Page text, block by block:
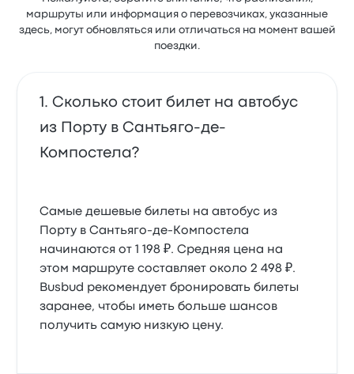
маршруты или информация о перевозчиках, указанные
здесь, могут обновляться или отличаться на момент вашей
поездки.
Сколько стоит билет на автобус
из Порту в Сантьяго-де-
Компостела?
Самые дешевые билеты на автобус из
Порту в Сантьяго-де-Компостела
начинаются от 1 198 ₽. Средняя цена на
этом маршруте составляет около 2 498 ₽.
Busbud рекомендует бронировать билеты
заранее, чтобы иметь больше шансов
получить самую низкую цену.